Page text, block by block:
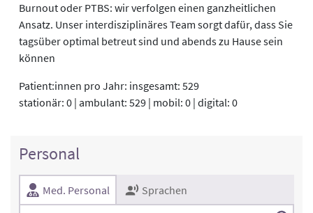
Burnout oder PTBS: wir verfolgen einen ganzheitlichen
Ansatz. Unser interdisziplinäres Team sorgt dafür, dass Sie
tagsüber optimal betreut sind und abends zu Hause sein
können
Patient:innen pro Jahr: insgesamt: 529
stationär: 0 | ambulant: 529 | mobil: 0 | digital: 0
Personal
Med. Personal Sprachen